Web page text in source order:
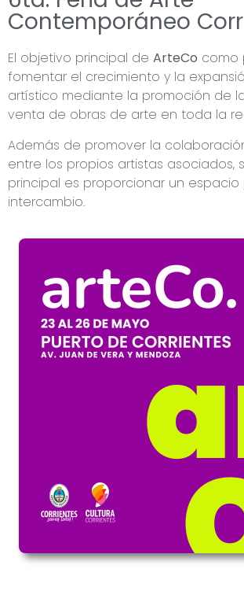
Contemporáneo
El objetivo principal de ArteCo como
fomentar el crecimiento y la
artístico mediante la promoción de
venta de obras de arte en toda la
Además de promover la
entre los propios artistas asociados,
principal es proporcionar un
intercambio.